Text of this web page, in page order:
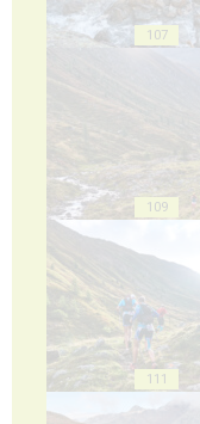
107
109
111